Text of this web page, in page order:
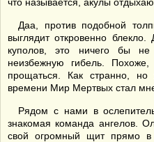
Даа, против подобной
выглядит откровенно
куполов, это ничего бы не
неизбежную гибель. Похоже,
прощаться. Как странно, но
времени Мир Мертвых стал
Рядом с нами в
знакомая команда ангелов.
свой огромный щит прямо в